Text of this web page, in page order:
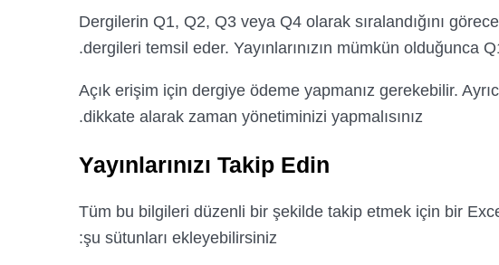
Dergilerin Q1, Q2, Q3 veya Q4 olarak sıralandığını
dergileri temsil eder. Yayınlarınızın mümkün olduğunca
Açık erişim için dergiye ödeme yapmanız gerekebilir.
dikkate alarak zaman yönetiminizi yapmalısınız.
Yayınlarınızı Takip Edin
Tüm bu bilgileri düzenli bir şekilde takip etmek için bir
şu sütunları ekleyebilirsiniz: